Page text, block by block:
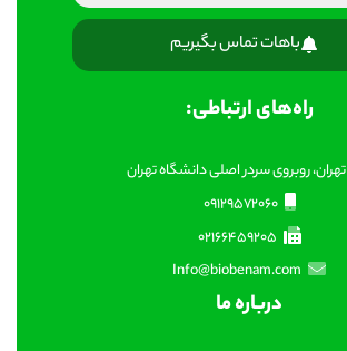
باهات تماس بگیریم
راه‌های ارتباطی:
تهران، روبروی سردر اصلی دانشگاه تهران
09129572060
درباره ما